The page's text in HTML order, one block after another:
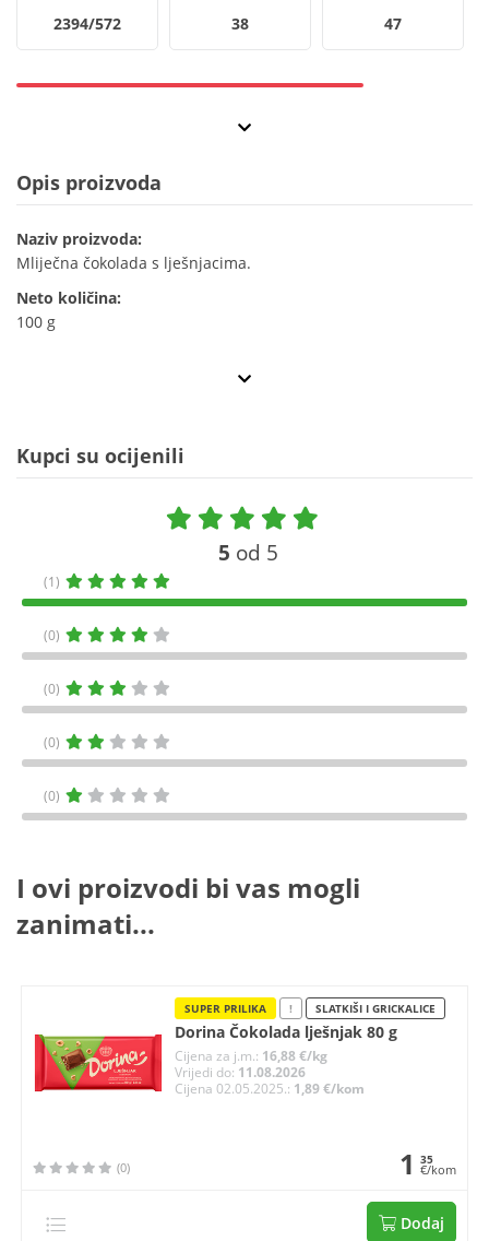
2394/572 38 47
Opis proizvoda
Naziv proizvoda:
Mliječna čokolada s lješnjacima.
Neto količina:
100 g
Kupci su ocijenili
5 od 5
(1)
(0)
(0)
(0)
(0)
I ovi proizvodi bi vas mogli
zanimati...
SUPER PRILIKA ! SLATKIŠI I GRICKALICE
Dorina Čokolada lješnjak 80 g
Cijena za j.m.: 16,88 €/kg
Vrijedi do: 11.08.2026
Cijena 02.05.2025.: 1,89 €/kom
(0) 1 35
€/kom
Dodaj